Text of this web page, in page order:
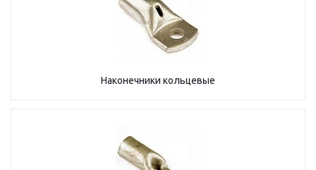
Наконечники кольцевые